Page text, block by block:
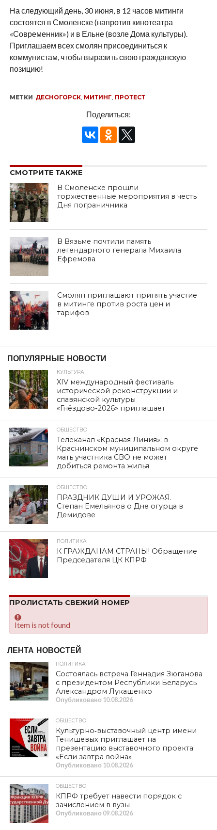
На следующий день, 30 июня, в 12 часов митинги
состоятся в Смоленске (напротив кинотеатра
«Современник») и в Ельне (возле Дома культуры).
Приглашаем всех смолян присоединиться к
коммунистам, чтобы выразить свою гражданскую
позицию!
МЕТКИ ДЕСНОГОРСК, МИТИНГ ПРОТЕСТ
Поделиться:
СМОТРИТЕ ТАКЖЕ
В Смоленске прошли
торжественные мероприятия в честь
Дня пограничника
В Вязьме почтили память
легендарного генерала Михаила
Ефремова
Смолян приглашают принять участие
в митинге против роста цен и
тарифов
ПОПУЛЯРНЫЕ НОВОСТИ
КУЛЬТУРА
XIV международный фестиваль
исторической реконструкции и
славянской культуры
«Гнёздово-2026» приглашает
ОБЩЕСТВО
Телеканал «Красная Линия»: в
Краснинском муниципальном округе
мать участника СВО не может
добиться ремонта жилья
ОБЩЕСТВО
ПРАЗДНИК ДУШИ И УРОЖАЯ.
Степан Емельянов о Дне огурца в
Демидове
ПОЛИТИКА
К ГРАЖДАНАМ СТРАНЫ! Обращение
Председателя ЦК КПРФ
ПРОЛИСТАТЬ СВЕЖИЙ НОМЕР
Item is not found
ЛЕНТА НОВОСТЕЙ
ПОЛИТИКА
Состоялась встреча Геннадия Зюганова
с президентом Республики Беларусь
Александром Лукашенко
Опубликовано 10.08.2026
ОБЩЕСТВО
Культурно‑выставочный центр имени
Тенишевых приглашает на
презентацию выставочного проекта
«Если завтра война»
Опубликовано 10.08.2026
ОБЩЕСТВО
КПРФ требует навести порядок с
зачислением в вузы
Опубликовано 09.08.2026